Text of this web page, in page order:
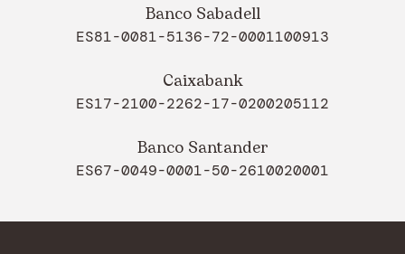
Banco Sabadell
ES81-0081-5136-72-0001100913
Caixabank
ES17-2100-2262-17-0200205112
Banco Santander
ES67-0049-0001-50-2610020001